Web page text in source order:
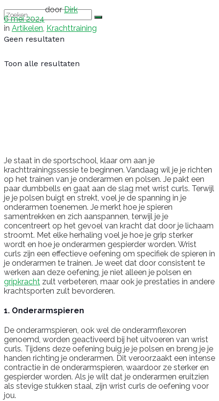
Geen resultaten
Toon alle resultaten
door Dirk
6 mei 2024
in Artikelen, Krachttraining
Je staat in de sportschool, klaar om aan je
krachttrainingssessie te beginnen. Vandaag wil je je richten
op het trainen van je onderarmen en polsen. Je pakt een
paar dumbbells en gaat aan de slag met wrist curls. Terwijl
je je polsen buigt en strekt, voel je de spanning in je
onderarmen toenemen. Je merkt hoe je spieren
samentrekken en zich aanspannen, terwijl je je
concentreert op het gevoel van kracht dat door je lichaam
stroomt. Met elke herhaling voel je hoe je grip sterker
wordt en hoe je onderarmen gespierder worden. Wrist
curls zijn een effectieve oefening om specifiek de spieren in
je onderarmen te trainen. Je weet dat door consistent te
werken aan deze oefening, je niet alleen je polsen en
gripkracht zult verbeteren, maar ook je prestaties in andere
krachtsporten zult bevorderen.
1. Onderarmspieren
De onderarmspieren, ook wel de onderarmflexoren
genoemd, worden geactiveerd bij het uitvoeren van wrist
curls. Tijdens deze oefening buig je je polsen en breng je je
handen richting je onderarmen. Dit veroorzaakt een intense
contractie in de onderarmspieren, waardoor ze sterker en
gespierder worden. Als je wilt dat je onderarmen eruitzien
als stevige stukken staal, zijn wrist curls de oefening voor
jou.